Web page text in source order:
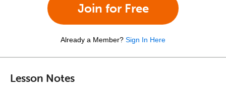
Join for Free
Already a Member? Sign In Here
Lesson Notes